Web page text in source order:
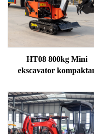
HT08 800kg Mini
ekscavator